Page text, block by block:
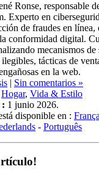
Experto en
de fraudes en línea,
conformidad digital.
mecanismos
tácticas de
en la web.
|Sin comentarios »
Hogar,Vida & Estilo
:1 junio 2026.
disponible en :
-Português